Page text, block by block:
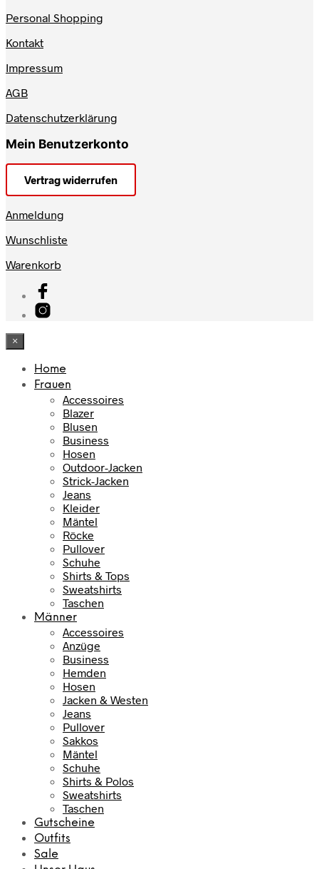
Personal Shopping
Kontakt
Impressum
AGB
Datenschutzerklärung
Mein Benutzerkonto
Vertrag widerrufen
Anmeldung
Wunschliste
Warenkorb
×
Home
Frauen
Accessoires
Blazer
Blusen
Business
Hosen
Outdoor-Jacken
Strick-Jacken
Jeans
Kleider
Mäntel
Röcke
Pullover
Schuhe
Shirts & Tops
Sweatshirts
Taschen
Männer
Accessoires
Anzüge
Business
Hemden
Hosen
Jacken & Westen
Jeans
Pullover
Sakkos
Mäntel
Schuhe
Shirts & Polos
Sweatshirts
Taschen
Gutscheine
Outfits
Sale